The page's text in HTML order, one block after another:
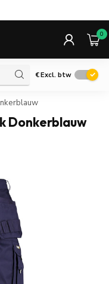
0
€Excl. btw
Donkerblauw